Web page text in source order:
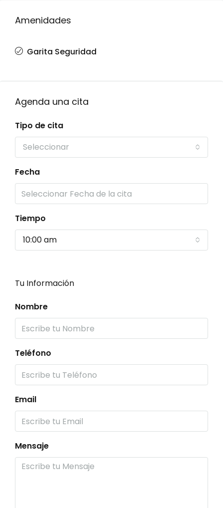
Amenidades
Garita Seguridad
Agenda una cita
Tipo de cita
Seleccionar
Fecha
Tiempo
10:00 am
Tu Información
Nombre
Teléfono
Email
Mensaje